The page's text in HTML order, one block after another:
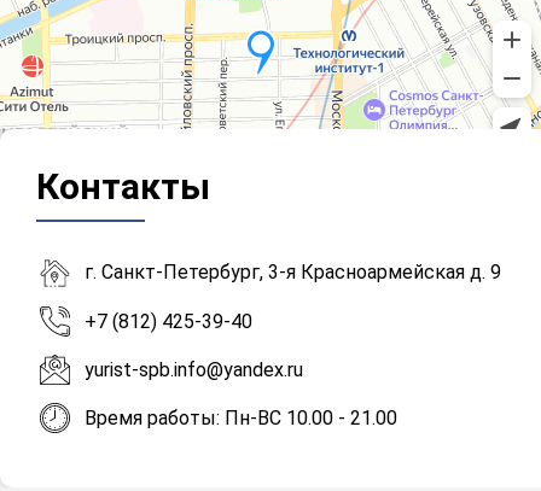
Контакты
г. Санкт-Петербург, 3-я Красноармейская д. 9
+7 (812) 425-39-40
yurist-spb.info@yandex.ru
Время работы: Пн-ВС 10.00 - 21.00